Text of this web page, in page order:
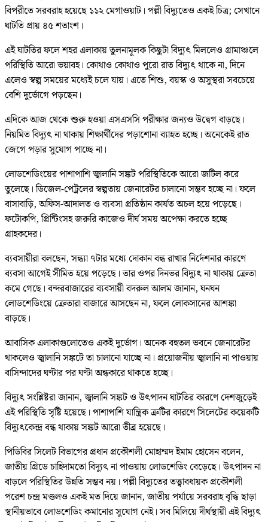
বিপরীতে সরবরাহ হয়েছে ১১২ মেগাওয়াট। পল্লী বিদ্যুতেও একই চিত্র; সেখানে
ঘাটতি প্রায় ৪৫ শতাংশ।
এই ঘাটতির ফলে শহর এলাকায় তুলনামূলক কিছুটা বিদ্যুৎ মিললেও গ্রামাঞ্চলে
পরিস্থিতি আরো ভয়াবহ। কোথাও কোথাও পুরো রাত বিদ্যুৎ থাকে না, দিনে
এলেও স্বল্প সময়ের মধ্যেই চলে যায়। এতে শিশু, বয়স্ক ও অসুস্থরা সবচেয়ে
বেশি দুর্ভোগে পড়ছেন।
এদিকে আজ থেকে শুরু হওয়া এসএসসি পরীক্ষার জন্যও উদ্বেগ বাড়ছে।
নিয়মিত বিদ্যুৎ না থাকায় শিক্ষার্থীদের পড়াশোনা ব্যাহত হচ্ছে। অনেকেই রাত
জেগে পড়ার সুযোগ পাচ্ছে না।
লোডশেডিংয়ের পাশাপাশি জ্বালানি সঙ্কট পরিস্থিতিকে আরো জটিল করে
তুলেছে। ডিজেল-পেট্রলের স্বল্পতায় জেনারেটর চালানো সম্ভব হচ্ছে না। ফলে
বাসাবাড়ি, অফিস-আদালত ও ব্যবসা প্রতিষ্ঠান কার্যত অচল হয়ে পড়েছে।
ফটোকপি, প্রিন্টিংসহ জরুরি কাজেও দীর্ঘ সময় অপেক্ষা করতে হচ্ছে
গ্রাহকদের।
ব্যবসায়ীরা বলছেন, সন্ধ্যা ৭টার মধ্যে দোকান বন্ধ রাখার নির্দেশনার কারণে
ব্যবসা আগেই সীমিত হয়ে পড়েছে। তার ওপর দিনভর বিদ্যুৎ না থাকায় ক্রেতা
কমে গেছে। বন্দরবাজারের ব্যবসায়ী বদরুল আলম জানান, ঘনঘন
লোডশেডিংয়ে ক্রেতারা বাজারে আসছেন না, ফলে লোকসানের আশঙ্কা
বাড়ছে।
আবাসিক এলাকাগুলোতেও একই দুর্ভোগ। অনেক বহুতল ভবনে জেনারেটর
থাকলেও জ্বালানি সঙ্কটে তা চালানো যাচ্ছে না। প্রয়োজনীয় জ্বালানি না পাওয়ায়
বাসিন্দাদের ঘণ্টার পর ঘণ্টা অন্ধকারে থাকতে হচ্ছে।
বিদ্যুৎ সংশ্লিষ্টরা জানান, জ্বালানি সঙ্কট ও উৎপাদন ঘাটতির কারণে দেশজুড়েই
এই পরিস্থিতি সৃষ্টি হয়েছে। পাশাপাশি যান্ত্রিক ত্রুটির কারণে সিলেটের কয়েকটি
বিদ্যুৎকেন্দ্র বন্ধ থাকায় সঙ্কট আরো তীব্র হয়েছে।
পিডিবির সিলেট বিভাগের প্রধান প্রকৌশলী মোহাম্মদ ইমাম হোসেন বলেন,
জাতীয় গ্রিডে চাহিদামতো বিদ্যুৎ না পাওয়ায় লোডশেডিং বেড়েছে। উৎপাদন না
বাড়লে পরিস্থিতির উন্নতি সম্ভব নয়। পল্লী বিদ্যুতের তত্ত্বাবধায়ক প্রকৌশলী
পরেশ চন্দ্র মণ্ডলও একই মত দিয়ে জানান, জাতীয় পর্যায়ে সরবরাহ বৃদ্ধি ছাড়া
স্থানীয়ভাবে লোডশেডিং কমানোর সুযোগ নেই। সব মিলিয়ে দীর্ঘস্থায়ী এই বিদ্যুৎ